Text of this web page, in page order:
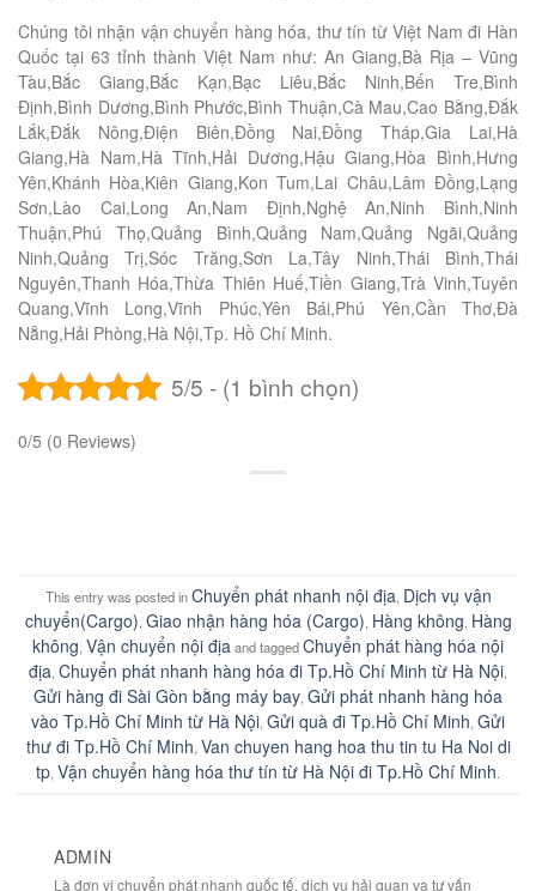
Chúng tôi nhận vận chuyển hàng hóa, thư tín từ Việt Nam đi Hàn
Quốc tại 63 tỉnh thành Việt Nam như: An Giang,Bà Rịa – Vũng
Tàu,Bắc Giang,Bắc Kạn,Bạc Liêu,Bắc Ninh,Bến Tre,Bình
Định,Bình Dương,Bình Phước,Bình Thuận,Cà Mau,Cao Bằng,Đắk
Lắk,Đắk Nông,Điện Biên,Đồng Nai,Đồng Tháp,Gia Lai,Hà
Giang,Hà Nam,Hà Tĩnh,Hải Dương,Hậu Giang,Hòa Bình,Hưng
Yên,Khánh Hòa,Kiên Giang,Kon Tum,Lai Châu,Lâm Đồng,Lạng
Sơn,Lào Cai,Long An,Nam Định,Nghệ An,Ninh Bình,Ninh
Thuận,Phú Thọ,Quảng Bình,Quảng Nam,Quảng Ngãi,Quảng
Ninh,Quảng Trị,Sóc Trăng,Sơn La,Tây Ninh,Thái Bình,Thái
Nguyên,Thanh Hóa,Thừa Thiên Huế,Tiền Giang,Trà Vinh,Tuyên
Quang,Vĩnh Long,Vĩnh Phúc,Yên Bái,Phú Yên,Cần Thơ,Đà
Nẵng,Hải Phòng,Hà Nội,Tp. Hồ Chí Minh.
5/5 - (1 bình chọn)
0/5 (0 Reviews)
This entry was posted inChuyển phát nhanh nội địa Dịch vụ vận
chuyển(Cargo) Giao nhận hàng hóa (Cargo) Hàng không Hàng
không Vận chuyển nội địa and taggedChuyển phát hàng hóa nội
địa Chuyển phát nhanh hàng hóa đi Tp.Hồ Chí Minh từ Hà Nội
Gửi hàng đi Sài Gòn bằng máy bay Gửi phát nhanh hàng hóa
vào Tp.Hồ Chí Minh từ Hà Nội Gửi quà đi Tp.Hồ Chí Minh Gửi
thư đi Tp.Hồ Chí Minh Van chuyen hang hoa thu tin tu Ha Noi di
tp Vận chuyển hàng hóa thư tín từ Hà Nội đi Tp.Hồ Chí Minh
ADMIN
Là đơn vị chuyển phát nhanh quốc tế, dịch vụ hải quan va tư vấn